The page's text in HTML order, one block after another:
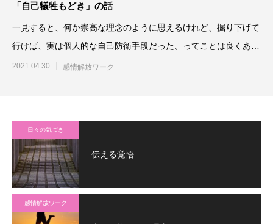
「自己犠牲もどき」の話
一見すると、何か崇高な理念のように思えるけれど、掘り下げて
行けば、実は個人的な自己防衛手段だった、ってことは良くある
話です。今日
2021.04.30 感情解放ワーク
日々の気づき
伝える覚悟
感情解放ワーク